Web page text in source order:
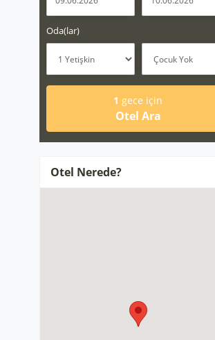
Oda(lar)
1 gece için
Otel Ara
Otel Nerede?